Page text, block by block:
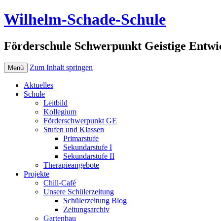
Wilhelm-Schade-Schule
Förderschule Schwerpunkt Geistige
Menü Zum Inhalt springen
Aktuelles
Schule
Leitbild
Kollegium
Förderschwerpunkt GE
Stufen und Klassen
Primarstufe
Sekundarstufe I
Sekundarstufe II
Therapieangebote
Projekte
Chill-Café
Unsere Schülerzeitung
Schülerzeitung Blog
Zeitungsarchiv
Gartenbau